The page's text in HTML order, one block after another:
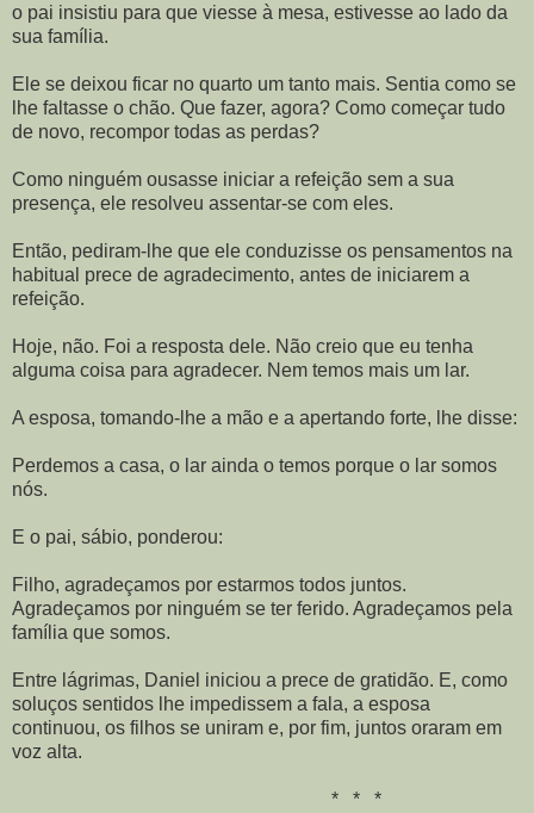
o pai insistiu para que viesse à mesa, estivesse ao lado da
sua família.
Ele se deixou ficar no quarto um tanto mais. Sentia como se
lhe faltasse o chão. Que fazer, agora? Como começar tudo
de novo, recompor todas as perdas?
Como ninguém ousasse iniciar a refeição sem a sua
presença, ele resolveu assentar-se com eles.
Então, pediram-lhe que ele conduzisse os pensamentos na
habitual prece de agradecimento, antes de iniciarem a
refeição.
Hoje, não. Foi a resposta dele. Não creio que eu tenha
alguma coisa para agradecer. Nem temos mais um lar.
A esposa, tomando-lhe a mão e a apertando forte, lhe disse:
Perdemos a casa, o lar ainda o temos porque o lar somos
nós.
E o pai, sábio, ponderou:
Filho, agradeçamos por estarmos todos juntos.
Agradeçamos por ninguém se ter ferido. Agradeçamos pela
família que somos.
Entre lágrimas, Daniel iniciou a prece de gratidão. E, como
soluços sentidos lhe impedissem a fala, a esposa
continuou, os filhos se uniram e, por fim, juntos oraram em
voz alta.
* * *